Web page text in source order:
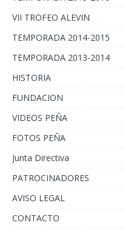
VII TROFEO ALEVIN
TEMPORADA 2014-2015
TEMPORADA 2013-2014
HISTORIA
FUNDACION
VIDEOS PEÑA
FOTOS PEÑA
Junta Directiva
PATROCINADORES
AVISO LEGAL
CONTACTO